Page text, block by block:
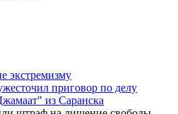
экстремизму
приговор по делу
из Саранска